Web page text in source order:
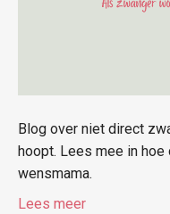
Blog over niet direct
hoopt. Lees mee in
wensmama.
Lees meer